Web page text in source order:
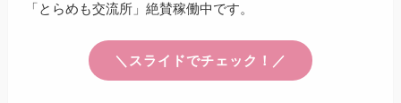
「とらめも交流所」絶賛稼働中です。
＼スライドでチェック！／